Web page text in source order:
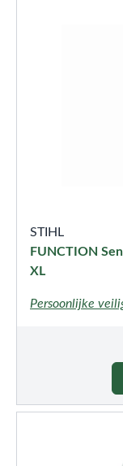
STIHL
FUNCTION
XL
Persoonlijke